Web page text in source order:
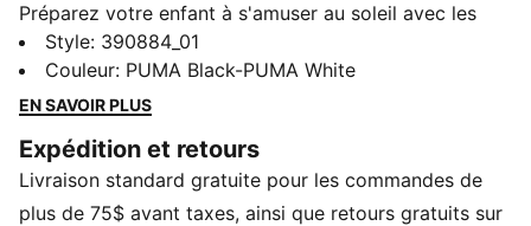
Préparez votre enfant à s'amuser au soleil avec les
claquettes Cool Cat 2.0. Elles sont dotées d'une
semelle intérieure souple et rembourrée et d'une bride
rembourrée, assurant un confort optimal aux petits
DÉTAILS
Tige en cuir synthétique
Semelle intermédiaire en IMEVA
Style: 390884_01
Couleur: PUMA Black-PUMA White
EN SAVOIR PLUS
Expédition et retours
Livraison standard gratuite pour les commandes de
plus de 75$ avant taxes, ainsi que retours gratuits sur